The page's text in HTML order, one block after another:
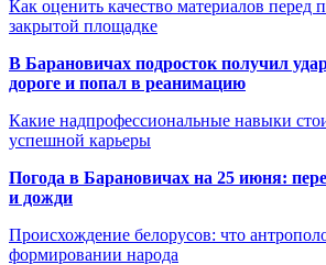
Как оценить качество материалов перед
закрытой площадке
В Барановичах подросток получил
дороге и попал в реанимацию
Какие надпрофессиональные навыки
успешной карьеры
Погода в Барановичах на 25 июня:
и дожди
Происхождение белорусов: что
формировании народа